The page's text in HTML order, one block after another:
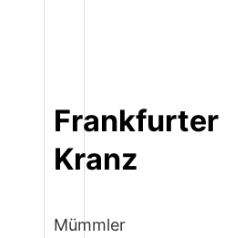
Frankfurter
Kranz
Mümmler